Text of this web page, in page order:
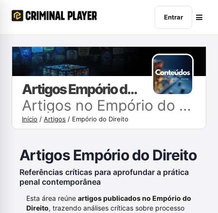
Entrar
Artigos Empório do Direito
Artigos no Empório do Direito
Início /Artigos / Empório do Direito
Artigos Empório do Direito
Referências críticas para aprofundar a prática
penal contemporânea
Esta área reúne artigos publicados no Empório do
Direito, trazendo análises críticas sobre processo